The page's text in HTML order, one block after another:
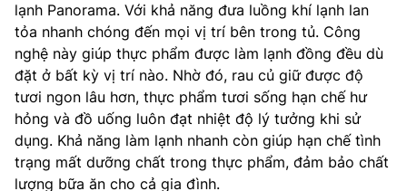
lạnh Panorama. Với khả năng đưa luồng khí lạnh lan
tỏa nhanh chóng đến mọi vị trí bên trong tủ. Công
nghệ này giúp thực phẩm được làm lạnh đồng đều dù
đặt ở bất kỳ vị trí nào. Nhờ đó, rau củ giữ được độ
tươi ngon lâu hơn, thực phẩm tươi sống hạn chế hư
hỏng và đồ uống luôn đạt nhiệt độ lý tưởng khi sử
dụng. Khả năng làm lạnh nhanh còn giúp hạn chế tình
trạng mất dưỡng chất trong thực phẩm, đảm bảo chất
lượng bữa ăn cho cả gia đình.